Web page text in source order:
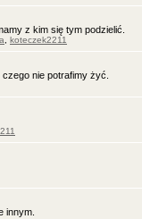
z kim się tym podzielić.
koteczek2211
nie potrafimy żyć.
innym.